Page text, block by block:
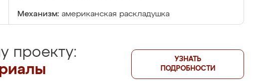
Механизм: американская раскладушка
проекту:
УЗНАТЬ
ПОДРОБНОСТИ